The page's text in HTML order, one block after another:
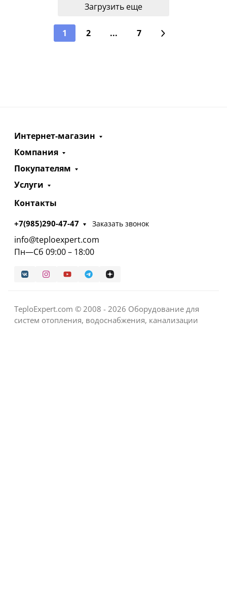
Загрузить еще
1 2 ... 7
Интернет-магазин
Компания
Покупателям
Услуги
Контакты
+7(985)290-47-47 Заказать звонок
info@teploexpert.com
Пн—Сб 09:00 – 18:00
TeploExpert.com © 2008 - 2026 Оборудование для
систем отопления, водоснабжения, канализации